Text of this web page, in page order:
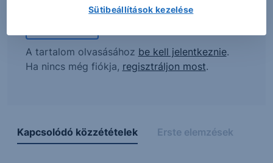
A tartalom olvasásához be kell jelentkeznie.
Ha nincs még fiókja, regisztráljon most.
Kapcsolódó közzétételek Erste elemzések
Sütibeállítások kezelése